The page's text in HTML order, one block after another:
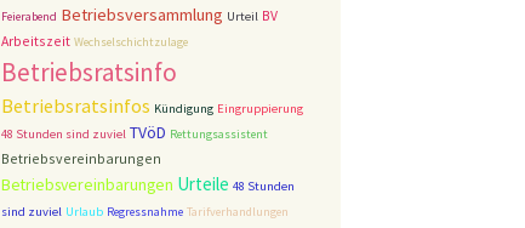
Feierabend Betriebsversammlung Urteil BV
Arbeitszeit Wechselschichtzulage
Betriebsratsinfo
Betriebsratsinfos Kündigung Eingruppierung
48 Stunden sind zuviel TVöD Rettungsassistent
Betriebsvereinbarungen
Betriebsvereinbarungen Urteile 48 Stunden
sind zuviel Urlaub Regressnahme Tarifverhandlungen